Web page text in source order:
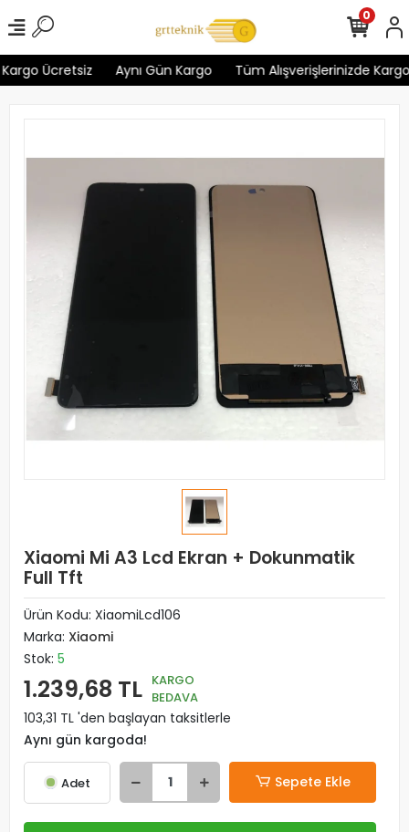
Ücretsiz Aynı Gün Kargo Tüm Alışverişlerinizde Kargo
0
Xiaomi Mi A3 Lcd Ekran + Dokunmatik
Full Tft
Ürün Kodu: XiaomiLcd106
Marka: Xiaomi
Stok: 5
1.239,68 TL KARGO
BEDAVA
103,31 TL 'den başlayan taksitlerle
Aynı gün kargoda!
Adet Sepete Ekle